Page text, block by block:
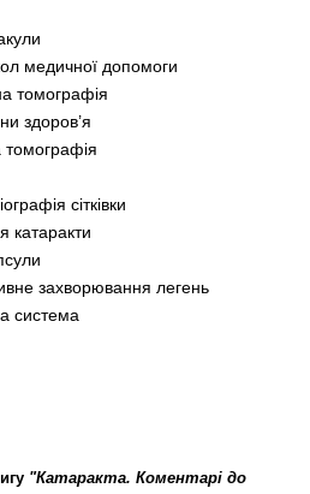
медичної допомоги
томографія
здоров’я
сітківки
катаракти
захворювання легень
система
"Катаракта. Коментарі до